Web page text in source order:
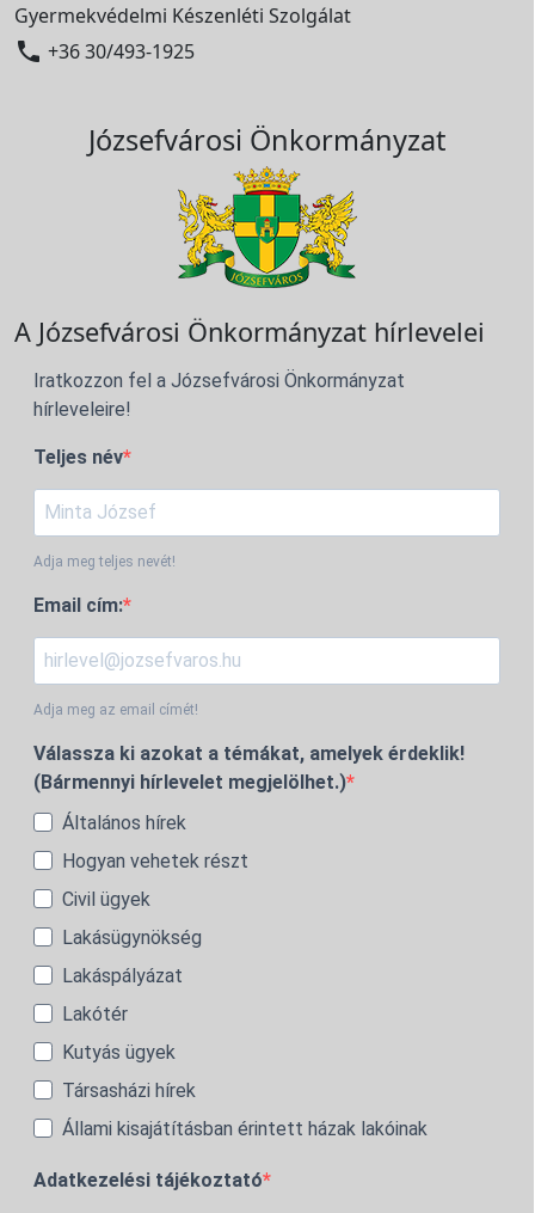
Gyermekvédelmi Készenléti Szolgálat
 +36 30/493-1925
Józsefvárosi Önkormányzat
A Józsefvárosi Önkormányzat hírlevelei
Iratkozzon fel a Józsefvárosi Önkormányzat
hírleveleire!
Teljes név
Adja meg teljes nevét!
Email cím:
Adja meg az email címét!
Válassza ki azokat a témákat, amelyek érdeklik!
(Bármennyi hírlevelet megjelölhet.)
Általános hírek
Hogyan vehetek részt
Civil ügyek
Lakásügynökség
Lakáspályázat
Lakótér
Kutyás ügyek
Társasházi hírek
Állami kisajátításban érintett házak lakóinak
Adatkezelési tájékoztató